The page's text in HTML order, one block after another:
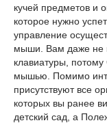
кучей предметов и
которое нужно
управление
мыши. Вам даже не
клавиатуры,
мышью. Помимо
присутствуют все
которых вы ранее
детский сад, а